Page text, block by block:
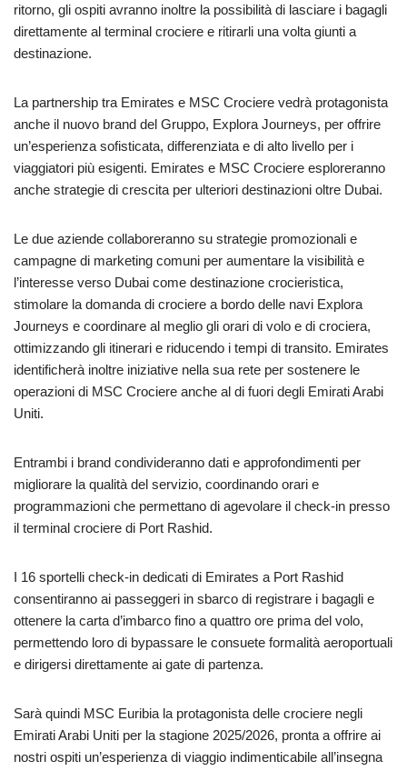
ritorno, gli ospiti avranno inoltre la possibilità di lasciare i bagagli
direttamente al terminal crociere e ritirarli una volta giunti a
destinazione.
La partnership tra Emirates e MSC Crociere vedrà protagonista
anche il nuovo brand del Gruppo, Explora Journeys, per offrire
un’esperienza sofisticata, differenziata e di alto livello per i
viaggiatori più esigenti. Emirates e MSC Crociere esploreranno
anche strategie di crescita per ulteriori destinazioni oltre Dubai.
Le due aziende collaboreranno su strategie promozionali e
campagne di marketing comuni per aumentare la visibilità e
l’interesse verso Dubai come destinazione crocieristica,
stimolare la domanda di crociere a bordo delle navi Explora
Journeys e coordinare al meglio gli orari di volo e di crociera,
ottimizzando gli itinerari e riducendo i tempi di transito. Emirates
identificherà inoltre iniziative nella sua rete per sostenere le
operazioni di MSC Crociere anche al di fuori degli Emirati Arabi
Uniti.
Entrambi i brand condivideranno dati e approfondimenti per
migliorare la qualità del servizio, coordinando orari e
programmazioni che permettano di agevolare il check-in presso
il terminal crociere di Port Rashid.
I 16 sportelli check-in dedicati di Emirates a Port Rashid
consentiranno ai passeggeri in sbarco di registrare i bagagli e
ottenere la carta d’imbarco fino a quattro ore prima del volo,
permettendo loro di bypassare le consuete formalità aeroportuali
e dirigersi direttamente ai gate di partenza.
Sarà quindi MSC Euribia la protagonista delle crociere negli
Emirati Arabi Uniti per la stagione 2025/2026, pronta a offrire ai
nostri ospiti un’esperienza di viaggio indimenticabile all’insegna